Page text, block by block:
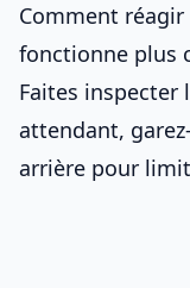
Comment
fonctionne plus
Faites inspecter
attendant,
arrière pour